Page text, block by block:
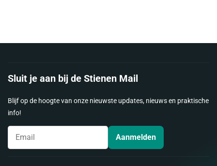
Sluit je aan bij de Stienen Mail
Blijf op de hoogte van onze nieuwste updates, nieuws en praktische
info!
Aanmelden